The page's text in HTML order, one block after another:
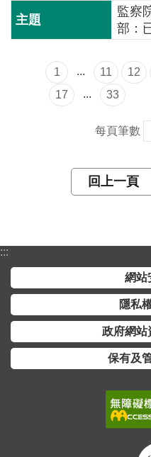
人
資
監察
部：
1 ... 11 12
17
... 33
每頁筆數
回上一頁
:::
網站
隱私
政府網站
保有及